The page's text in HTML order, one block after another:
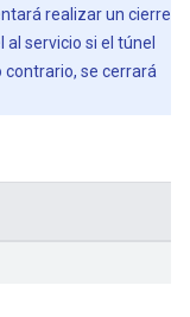
realizar un cierre
servicio si el túnel
contrario, se cerrará